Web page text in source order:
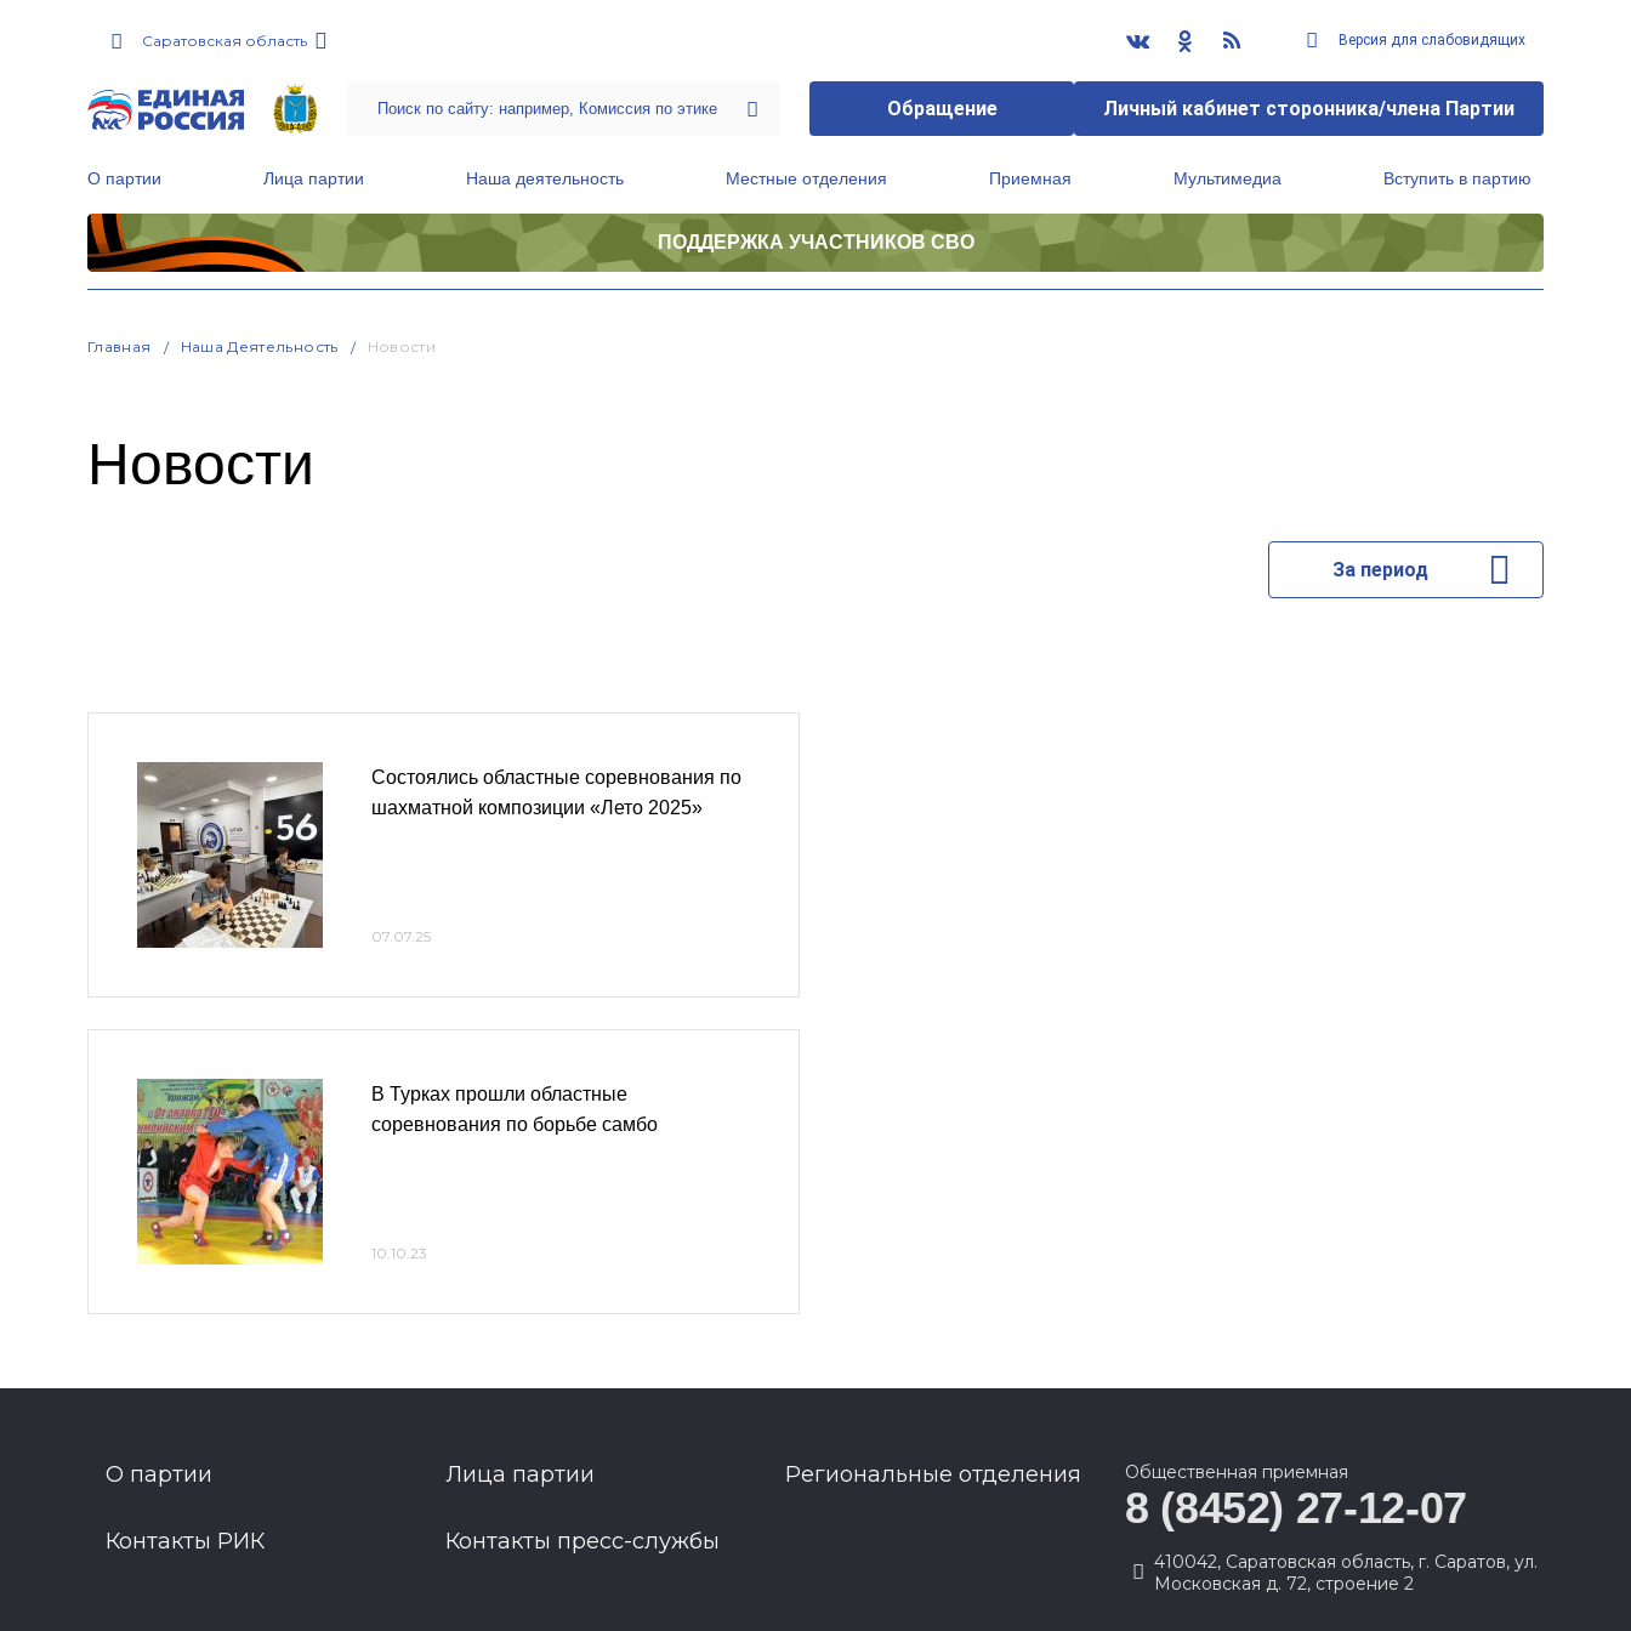
Саратовская область Версия для слабовидящих
Обращение Личный кабинет сторонника/члена Партии
О партии Лица партии Наша деятельность Местные отделения Приемная Мультимедиа Вступить в партию
ПОДДЕРЖКА УЧАСТНИКОВ СВО
Главная Наша Деятельность Новости
Новости
За период
Состоялись областные соревнования по
шахматной композиции «Лето 2025»
07.07.25
В Турках прошли областные
соревнования по борьбе самбо
10.10.23
О партии Лица партии Региональные отделения
Контакты РИК Контакты пресс-службы
Общественная приемная
8 (8452) 27-12-07
410042, Саратовская область, г. Саратов, ул.
Московская д. 72, строение 2